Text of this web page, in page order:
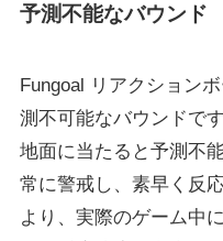
予測不能なバウンド
Fungoal リアクション
測不可能なバウンドで
地面に当たると予測不
常に警戒し、素早く反
より、実際のゲーム中